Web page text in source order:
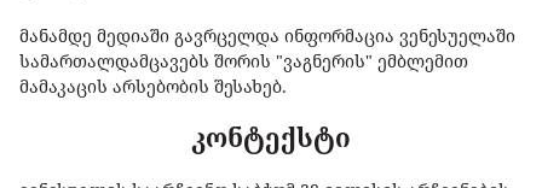
მანამდე მედიაში გავრცელდა ინფორმაცია ვენესუელაში
სამართალდამცავებს შორის "ვაგნერის" ემბლემით
მამაკაცის არსებობის შესახებ.
კონტექსტი